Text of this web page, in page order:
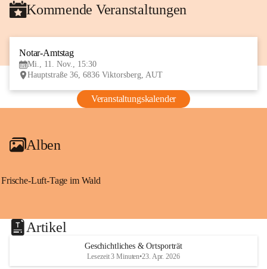
Kommende Veranstaltungen
Notar-Amtstag
Mi., 11. Nov., 15:30
Hauptstraße 36, 6836 Viktorsberg, AUT
Veranstaltungskalender
Alben
Frische-Luft-Tage im Wald
Artikel
Geschichtliches & Ortsporträt
Lesezeit 3 Minuten•23. Apr. 2026